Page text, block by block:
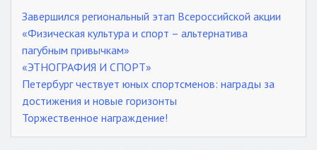
Завершился региональный этап Всероссийской акции
«Физическая культура и спорт – альтернатива
пагубным привычкам»
«ЭТНОГРАФИЯ И СПОРТ»
Петербург чествует юных спортсменов: награды за
достижения и новые горизонты
Торжественное награждение!